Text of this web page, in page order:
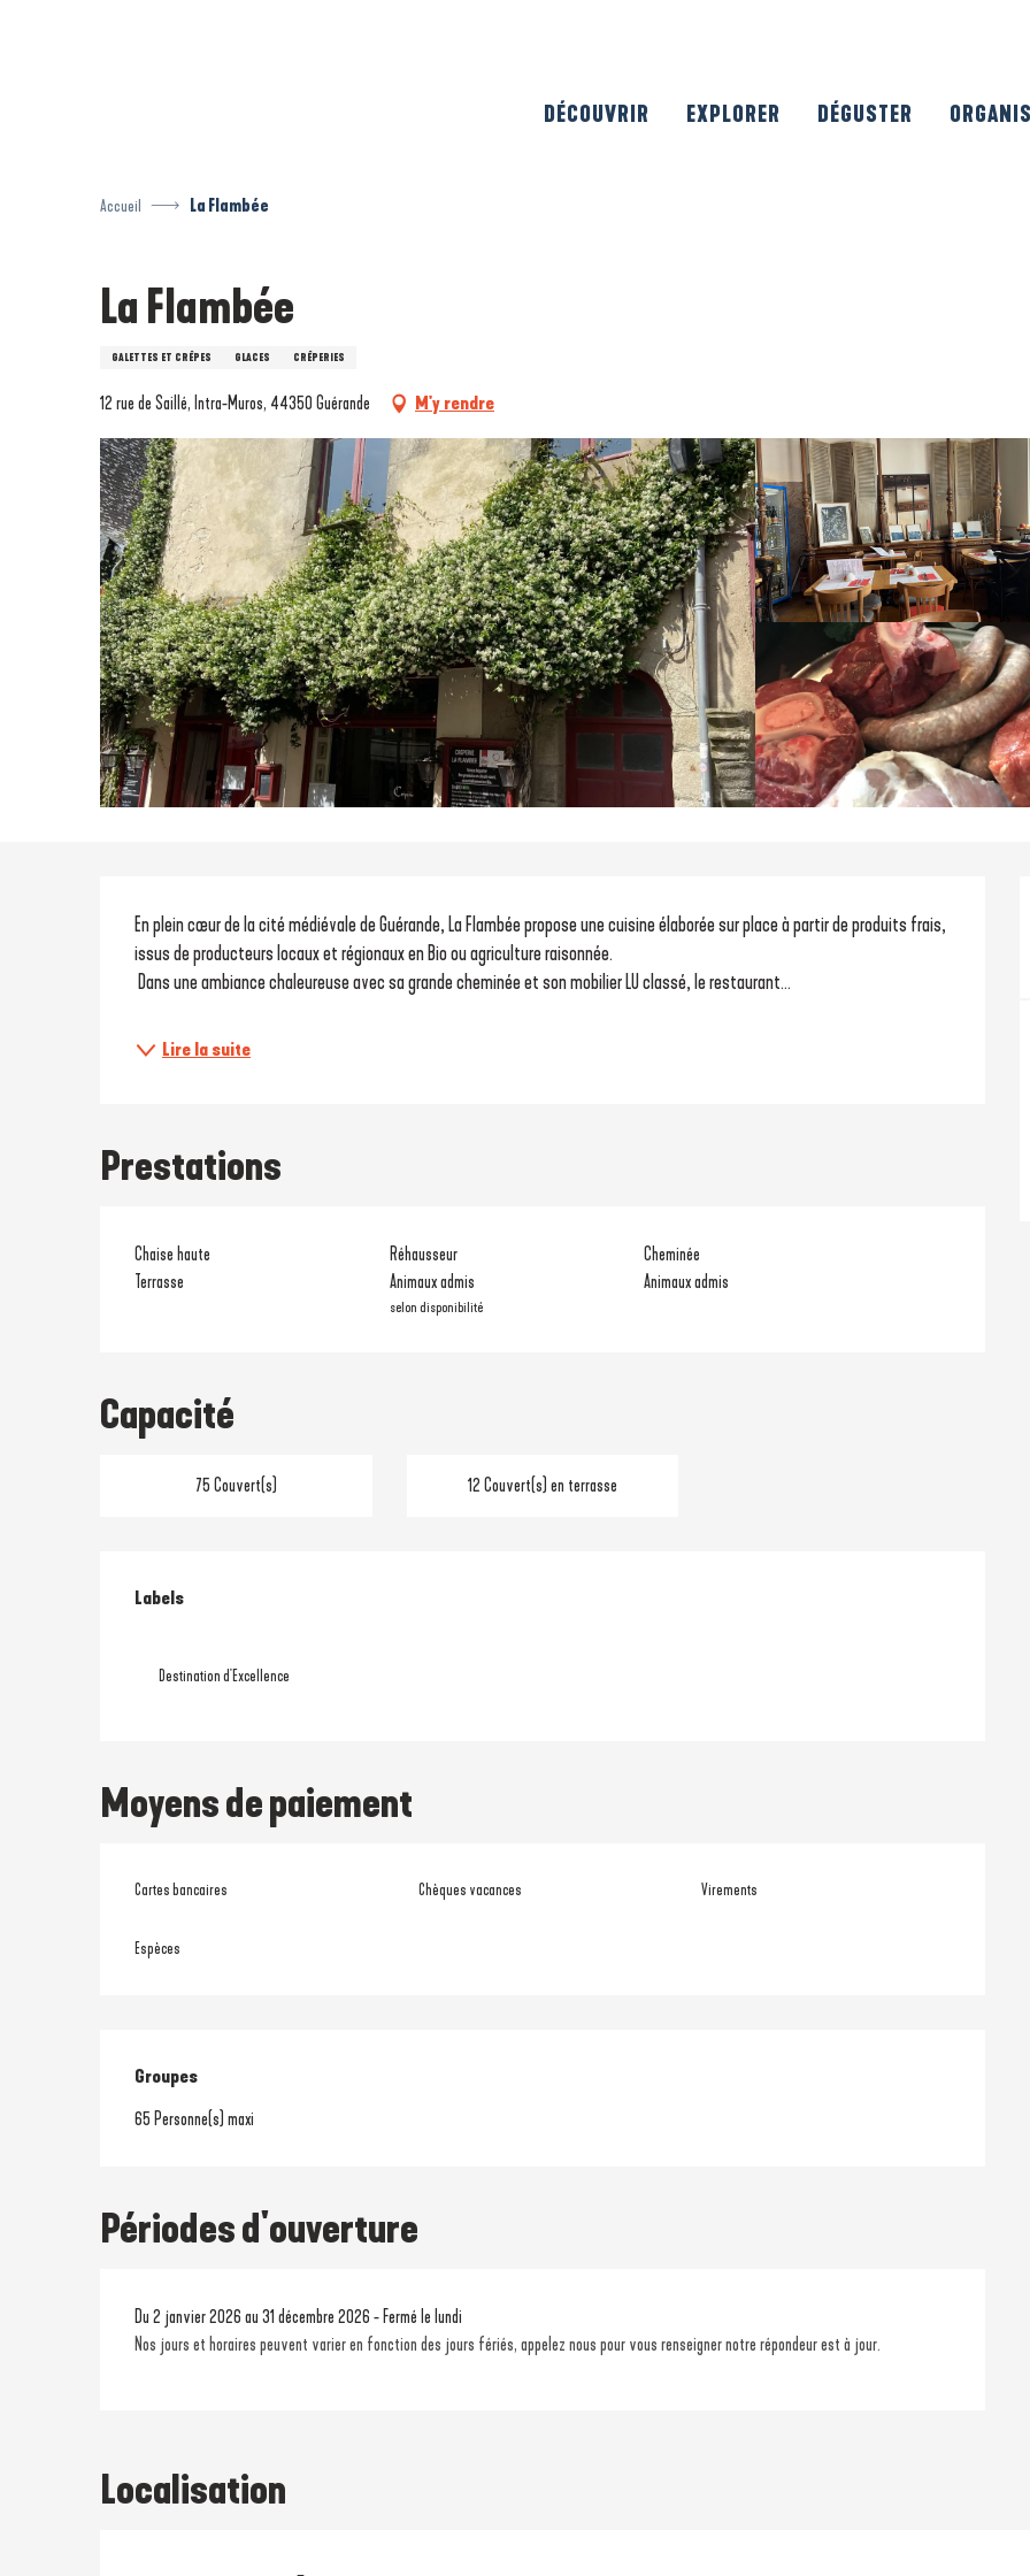
DÉCOUVRIR EXPLORER DÉGUSTER
Accueil La Flambée
La Flambée
GALETTES ET CRÊPES GLACES CRÊPERIES
12 rue de Saillé, Intra-Muros, 44350 Guérande M'y rendre
Description
En plein cœur de la cité médiévale de Guérande, La Flambée propose une cuisine élaborée sur place à partir de produits frais,
issus de producteurs locaux et régionaux en Bio ou agriculture raisonnée.
Dans une ambiance chaleureuse avec sa grande cheminée et son mobilier LU classé, le restaurant...
Lire la suite
Prestations
Chaise haute Réhausseur
Cheminée
Terrasse
Animaux admis
selon disponibilité
Animaux admis
Capacité
75 Couvert(s) 12 Couvert(s) en terrasse
Offres de prestations
Labels
Labels
Destination d'Excellence
Moyens de paiement
Cartes bancaires Chèques vacances Virements
Espèces
Groupes
Groupes
65 Personne(s) maxi
Périodes d'ouverture
Du 2 janvier 2026 au 31 décembre 2026 - Fermé le lundi
Nos jours et horaires peuvent varier en fonction des jours fériés, appelez nous pour vous renseigner notre répondeur est à jour.
Localisation